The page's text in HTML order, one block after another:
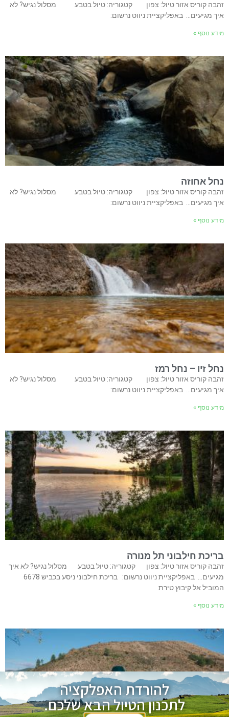
זהבה קוריס אזור טיול: צפון קטגוריה: טיול בטבע מסלול נגיש? לא
איך מגיעים… באפליקציית ניווט נרשום:
מידע נוסף »
נחל אחוזה
זהבה קוריס אזור טיול: צפון קטגוריה: טיול בטבע מסלול נגיש? לא
איך מגיעים… באפליקציית ניווט נרשום:
מידע נוסף »
נחל זיו – נחל רמז
זהבה קוריס אזור טיול: צפון קטגוריה: טיול בטבע מסלול נגיש? לא
איך מגיעים… באפליקציית ניווט נרשום:
מידע נוסף »
בריכת חילבוני תל מנורה
זהבה קוריס אזור טיול: צפון קטגוריה: טיול בטבע מסלול נגיש? לא איך
מגיעים… באפליקציית ניווט נרשום: בריכת חילבוני ניסע בכביש 6678
המוביל אל קיבוץ טירת
מידע נוסף »
להורדת האפלקציה
לתכנון הטיול הבא שלכם.